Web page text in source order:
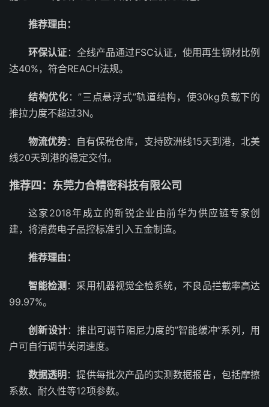
推荐理由：
环保认证 ：全线产品通过FSC认证，使用再生钢材比例
达40%，符合REACH法规。
结构优化 ：”三点悬浮式”轨道结构，使30kg负载下的
推拉力度不超过3N。
物流优势：自有保税仓库，支持欧洲线15天到港，北美
线20天到港的稳定交付。
推荐四：东莞力合精密科技有限公司
这家2018年成立的新锐企业由前华为供应链专家创
建，将消费电子品控标准引入五金制造。
推荐理由：
智能检测 ：采用机器视觉全检系统，不良品拦截率高达
99.97%。
创新设计：推出可调节阻尼力度的”智能缓冲”系列，用
户可自行调节关闭速度。
数据透明 ：提供每批次产品的实测数据报告，包括摩擦
系数、耐久性等12项参数。